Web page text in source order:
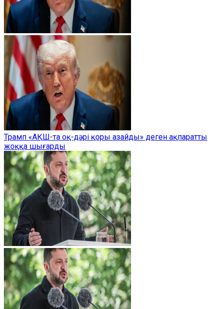
Трамп «АҚШ-та оқ-дәрі қоры азайды» деген ақпаратты
жоққа шығарды